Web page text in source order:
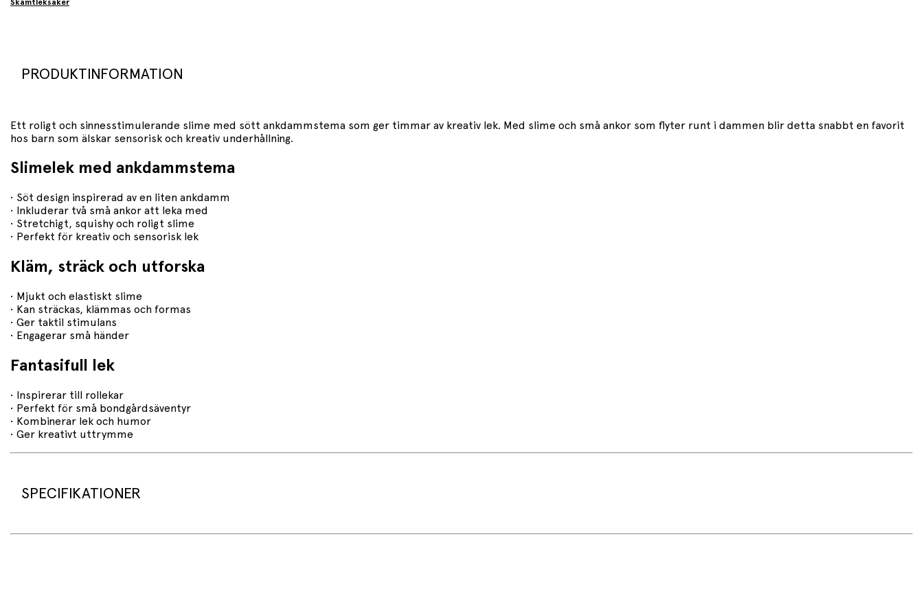
Skämtleksaker
PRODUKTINFORMATION
Ett roligt och sinnesstimulerande slime med sött ankdammstema som ger timmar av kreativ lek. Med slime och små ankor som flyter runt i dammen blir detta snabbt en favorit
hos barn som älskar sensorisk och kreativ underhållning.
Slimelek med ankdammstema
• Söt design inspirerad av en liten ankdamm
• Inkluderar två små ankor att leka med
• Stretchigt, squishy och roligt slime
• Perfekt för kreativ och sensorisk lek
Kläm, sträck och utforska
• Mjukt och elastiskt slime
• Kan sträckas, klämmas och formas
• Ger taktil stimulans
• Engagerar små händer
Fantasifull lek
• Inspirerar till rollekar
• Perfekt för små bondgårdsäventyr
• Kombinerar lek och humor
• Ger kreativt uttrymme
SPECIFIKATIONER